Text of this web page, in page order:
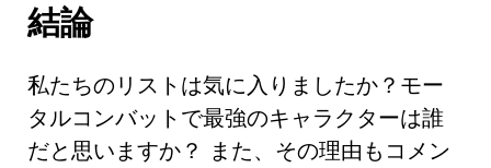
結論
私たちのリストは気に入りましたか？モー
タルコンバットで最強のキャラクターは誰
だと思いますか？ また、その理由もコメン